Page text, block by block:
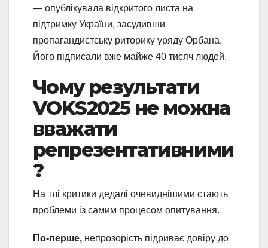
— опублікувала відкритого листа на
підтримку України, засудивши
пропагандистську риторику уряду Орбана.
Його підписали вже майже 40 тисяч людей.
Чому результати
VOKS2025 не можна
вважати
репрезентативними
?
На тлі критики дедалі очевиднішими стають
проблеми із самим процесом опитування.
По-перше, непрозорість підриває довіру до